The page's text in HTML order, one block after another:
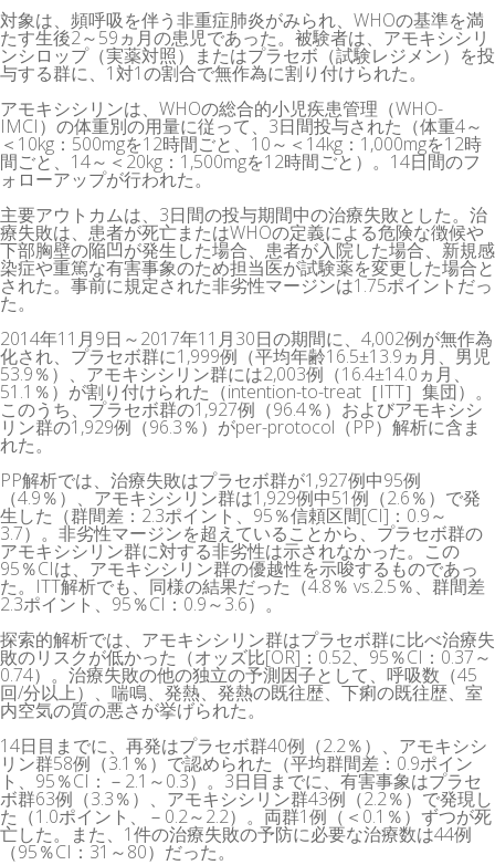
対象は、頻呼吸を伴う非重症肺炎がみられ、WHOの基準を満
たす生後2～59ヵ月の患児であった。被験者は、アモキシシリ
ンシロップ（実薬対照）またはプラセボ（試験レジメン）を投
与する群に、1対1の割合で無作為に割り付けられた。
アモキシシリンは、WHOの総合的小児疾患管理（WHO-
IMCI）の体重別の用量に従って、3日間投与された（体重4～
＜10kg：500mgを12時間ごと、10～＜14kg：1,000mgを12時
間ごと、14～＜20kg：1,500mgを12時間ごと）。14日間のフ
ォローアップが行われた。
主要アウトカムは、3日間の投与期間中の治療失敗とした。治
療失敗は、患者が死亡またはWHOの定義による危険な徴候や
下部胸壁の陥凹が発生した場合、患者が入院した場合、新規感
染症や重篤な有害事象のため担当医が試験薬を変更した場合と
された。事前に規定された非劣性マージンは1.75ポイントだっ
た。
2014年11月9日～2017年11月30日の期間に、4,002例が無作為
化され、プラセボ群に1,999例（平均年齢16.5±13.9ヵ月、男児
53.9％）、アモキシシリン群には2,003例（16.4±14.0ヵ月、
51.1％）が割り付けられた（intention-to-treat［ITT］集団）。
このうち、プラセボ群の1,927例（96.4％）およびアモキシシ
リン群の1,929例（96.3％）がper-protocol（PP）解析に含ま
れた。
PP解析では、治療失敗はプラセボ群が1,927例中95例
（4.9％）、アモキシシリン群は1,929例中51例（2.6％）で発
生した（群間差：2.3ポイント、95％信頼区間[CI]：0.9～
3.7）。非劣性マージンを超えていることから、プラセボ群の
アモキシシリン群に対する非劣性は示されなかった。この
95％CIは、アモキシシリン群の優越性を示唆するものであっ
た。ITT解析でも、同様の結果だった（4.8％ vs.2.5％、群間差
2.3ポイント、95％CI：0.9～3.6）。
探索的解析では、アモキシシリン群はプラセボ群に比べ治療失
敗のリスクが低かった（オッズ比[OR]：0.52、95％CI：0.37～
0.74）。治療失敗の他の独立の予測因子として、呼吸数（45
回/分以上）、喘鳴、発熱、発熱の既往歴、下痢の既往歴、室
内空気の質の悪さが挙げられた。
14日目までに、再発はプラセボ群40例（2.2％）、アモキシシ
リン群58例（3.1％）で認められた（平均群間差：0.9ポイン
ト、95％CI：－2.1～0.3）。3日目までに、有害事象はプラセ
ボ群63例（3.3％）、アモキシシリン群43例（2.2％）で発現し
た（1.0ポイント、－0.2～2.2）。両群1例（＜0.1％）ずつが死
亡した。また、1件の治療失敗の予防に必要な治療数は44例
（95％CI：31～80）だった。